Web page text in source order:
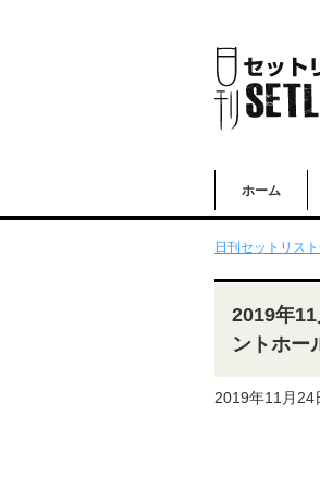
ホーム
日刊セットリス
2019年
ントホー
2019年11月24